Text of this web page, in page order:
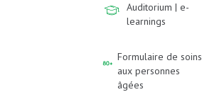
Auditorium | e-
learnings
Formulaire de soins
aux personnes
âgées